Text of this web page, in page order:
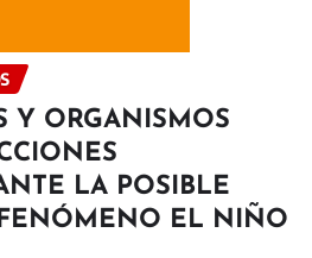
Y ORGANISMOS
LA POSIBLE
EL NIÑO